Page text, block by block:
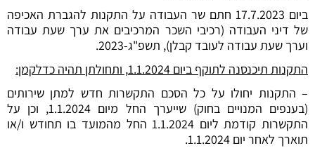
ביום 17.7.2023 חתם שר העבודה על התקנות להגברת האכיפה
של דיני העבודה (רכיבי השכר המרכיבים את ערך שעת עבודה
וערך שעת עבודה לעובד קבלן), תשפ"ג-2023.
התקנות תיכנסנה לתוקף ביום 1.1.2024, ותחולתן תהיה כדלקמן:
– התקנות יחולו על כל הסכם התקשרות חדש למתן שירותים
(בענפים המנויים בחוק) שייערך החל מיום 1.1.2024, וכן על
התקשרות קודמת ליום 1.1.2024 החל מהמועד בו תחודש ו/או
תוארך לאחר יום 1.1.2024.